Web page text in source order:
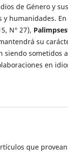
de Género y
y humanidades.
N° 27),
su
siendo sometidos
en
que